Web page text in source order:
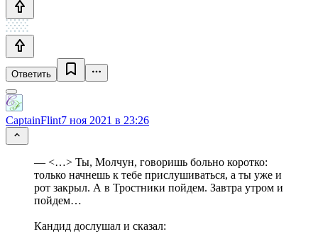
Ответить
CaptainFlint7 ноя 2021 в 23:26
— <…> Ты, Молчун, говоришь больно коротко:
только начнешь к тебе прислушиваться, а ты уже и
рот закрыл. А в Тростники пойдем. Завтра утром и
пойдем…
Кандид дослушал и сказал: